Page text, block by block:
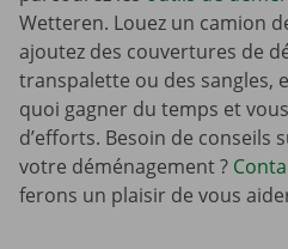
Wetteren. Louez un camion
ajoutez des couvertures de
transpalette ou des sangles,
quoi gagner du temps et
d’efforts. Besoin de conseils
votre déménagement ?
ferons un plaisir de vous